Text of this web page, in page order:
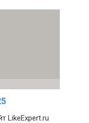
LikeExpert.ru